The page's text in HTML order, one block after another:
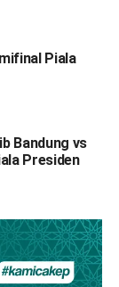
Piala
Bandung vs
Presiden